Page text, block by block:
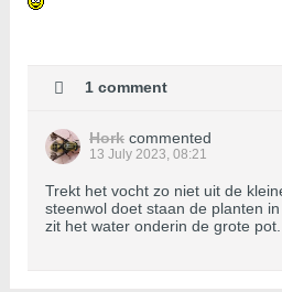
1 comment
Hork commented
13 July 2023, 08:21
Trekt het vocht zo niet uit de
steenwol doet staan de planten
zit het water onderin de grote pot.